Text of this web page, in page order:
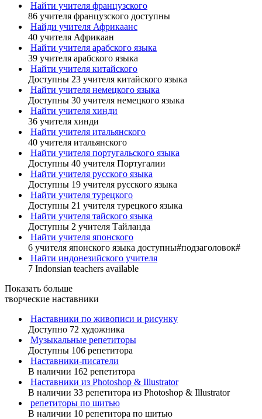
Найти учителя французского
86 учителя французского доступны
Найди учителя Африкаанс
40 учителя Африкаан
Найти учителя арабского языка
39 учителя арабского языка
Найти учителя китайского
Доступны 23 учителя китайского языка
Найти учителя немецкого языка
Доступны 30 учителя немецкого языка
Найти учителя хинди
36 учителя хинди
Найти учителя итальянского
40 учителя итальянского
Найти учителя португальского языка
Доступны 40 учителя Португалии
Найти учителя русского языка
Доступны 19 учителя русского языка
Найти учителя турецкого
Доступны 21 учителя турецкого языка
Найти учителя тайского языка
Доступны 2 учителя Тайланда
Найти учителя японского
6 учителя японского языка доступны#подзаголовок#
Найти индонезийского учителя
7 Indonsian teachers available
Показать больше
творческие наставники
Наставники по живописи и рисунку
Доступно 72 художника
Музыкальные репетиторы
Доступны 106 репетитора
Наставники-писатели
В наличии 162 репетитора
Наставники из Photoshop & Illustrator
В наличии 33 репетитора из Photoshop & Illustrator
репетиторы по шитью
В наличии 10 репетитора по шитью